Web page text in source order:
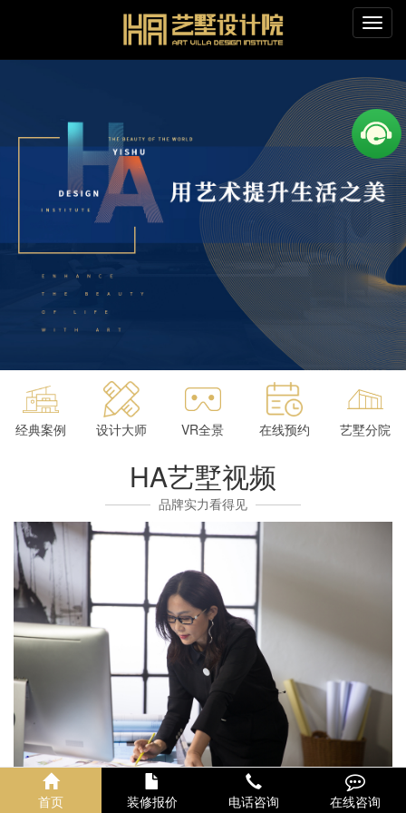
经典案例 设计大师 VR全景 在线预约 艺墅分院
HA艺墅视频
品牌实力看得见
首页 装修报价 电话咨询 在线咨询